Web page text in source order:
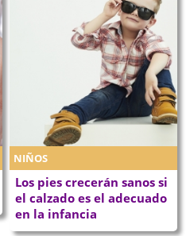
NIÑOS
Los pies crecerán sanos si
el calzado es el adecuado
en la infancia